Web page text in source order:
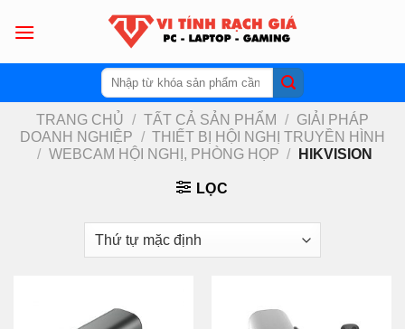
Tìm
kiếm:
TRANG CHỦ / TẤT CẢ SẢN PHẨM /
GIẢI PHÁP
DOANH NGHIỆP / THIẾT BỊ HỘI NGHỊ TRUYỀN HÌNH
/ WEBCAM HỘI NGHỊ, PHÒNG HỌP / HIKVISION
LỌC